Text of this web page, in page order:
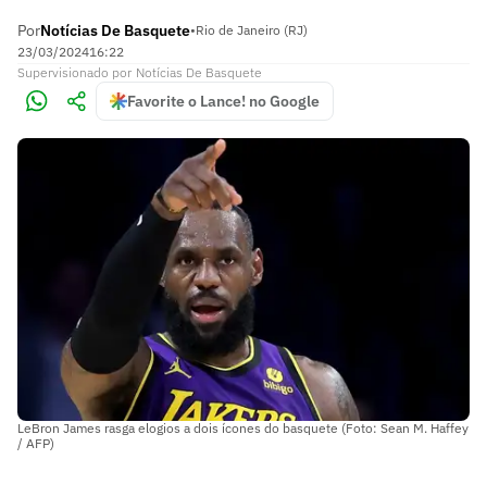
PorNotícias De Basquete•Rio de Janeiro (RJ)
23/03/202416:22
Supervisionado por Notícias De Basquete
Favorite o Lance! no Google
LeBron James rasga elogios a dois ícones do basquete (Foto: Sean M. Haffey
/ AFP)